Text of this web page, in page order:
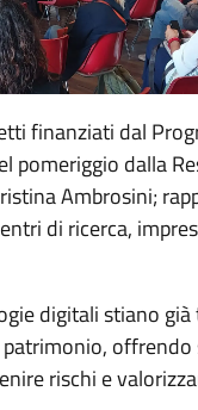
finanziati dal
dalla
Ambrosini;
di ricerca,
digitali stiano
rischi e